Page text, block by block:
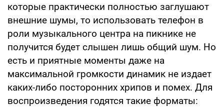
которые практически полностью заглушают
внешние шумы, то использовать телефон в
роли музыкального центра на пикнике не
получится будет слышен лишь общий шум. Но
есть и приятные моменты даже на
максимальной громкости динамик не издает
каких-либо посторонних хрипов и помех. Для
воспроизведения годятся такие форматы: